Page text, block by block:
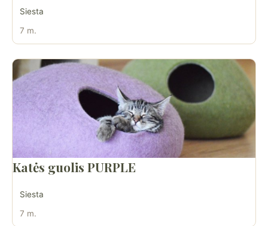
Siesta
7 m.
Katės guolis PURPLE
Siesta
7 m.